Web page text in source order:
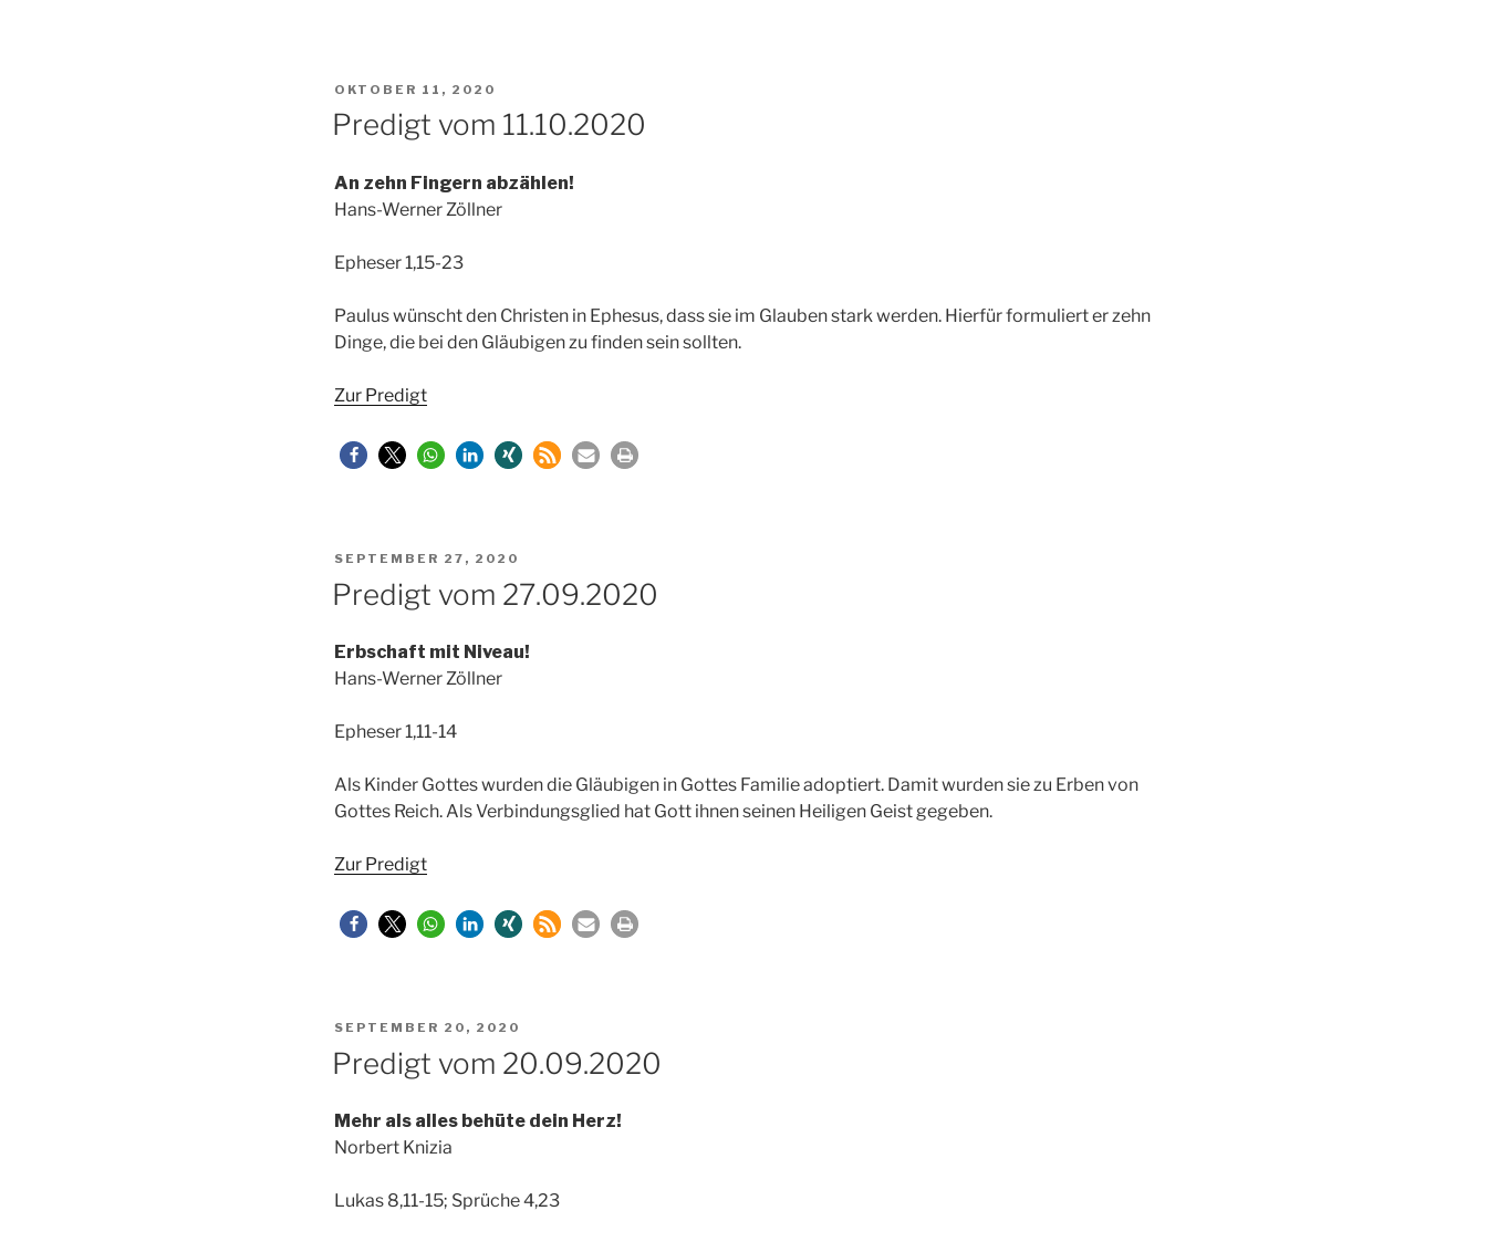
VERÖFFENTLICHT
AM
OKTOBER 11, 2020
Predigt vom 11.10.2020
An zehn Fingern abzählen!
Hans-Werner Zöllner
Epheser 1,15-23
Paulus wünscht den Christen in Ephesus, dass sie im Glauben stark werden. Hierfür formuliert er zehn
Dinge, die bei den Gläubigen zu finden sein sollten.
Zur Predigt
VERÖFFENTLICHT
AM
SEPTEMBER 27, 2020
Predigt vom 27.09.2020
Erbschaft mit Niveau!
Hans-Werner Zöllner
Epheser 1,11-14
Als Kinder Gottes wurden die Gläubigen in Gottes Familie adoptiert. Damit wurden sie zu Erben von
Gottes Reich. Als Verbindungsglied hat Gott ihnen seinen Heiligen Geist gegeben.
Zur Predigt
VERÖFFENTLICHT
AM
SEPTEMBER 20, 2020
Predigt vom 20.09.2020
Mehr als alles behüte dein Herz!
Norbert Knizia
Lukas 8,11-15; Sprüche 4,23